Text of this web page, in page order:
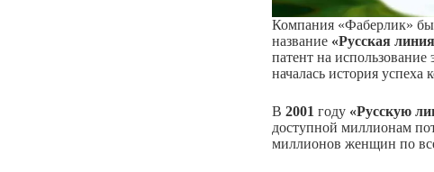
Компания «Фаберлик»
название «Русская
патент на
началась история успеха
В2001 году «Русскую
доступной миллионам
миллионов женщин по